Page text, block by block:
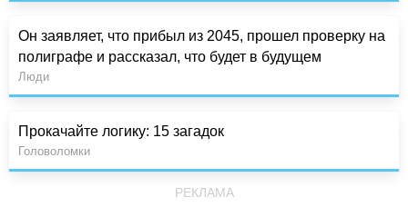
Он заявляет, что прибыл из 2045, прошел проверку на
полиграфе и рассказал, что будет в будущем
Люди
Прокачайте логику: 15 загадок
Головоломки
РЕКЛАМА